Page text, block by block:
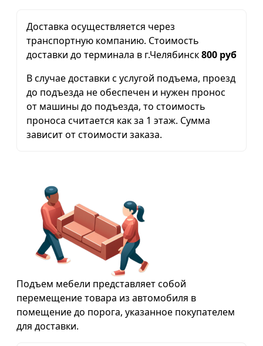
Доставка осуществляется через
транспортную компанию. Стоимость
доставки до терминала в г.Челябинск800 руб
В случае доставки с услугой подъема, проезд
до подъезда не обеспечен и нужен пронос
от машины до подъезда, то стоимость
проноса считается как за 1 этаж. Сумма
зависит от стоимости заказа.
Подъем мебели представляет собой
перемещение товара из автомобиля в
помещение до порога, указанное покупателем
для доставки.